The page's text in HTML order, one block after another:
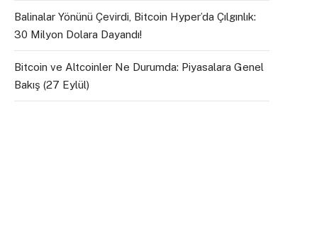
Balinalar Yönünü Çevirdi, Bitcoin Hyper’da Çılgınlık:
30 Milyon Dolara Dayandı!
Bitcoin ve Altcoinler Ne Durumda: Piyasalara Genel
Bakış (27 Eylül)